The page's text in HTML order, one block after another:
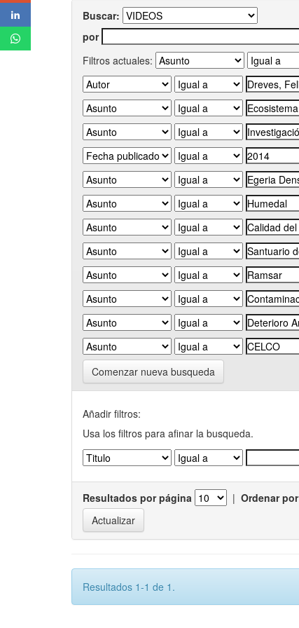
Buscar:
por
Filtros actuales:
Comenzar nueva busqueda
Añadir filtros:
Usa los filtros para afinar la busqueda.
Resultados por página | Ordenar por
Resultados 1-1 de 1.